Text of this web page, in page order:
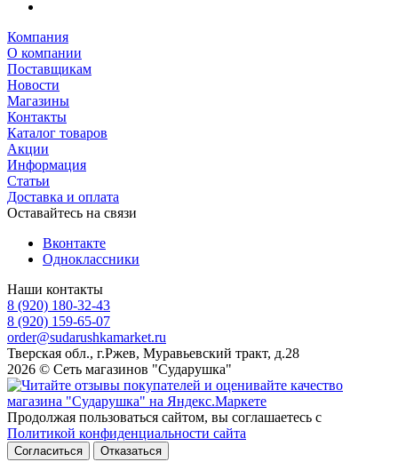
Компания
О компании
Поставщикам
Новости
Магазины
Контакты
Каталог товаров
Акции
Информация
Статьи
Доставка и оплата
Оставайтесь на связи
Вконтакте
Одноклассники
Наши контакты
8 (920) 180-32-43
8 (920) 159-65-07
order@sudarushkamarket.ru
Тверская обл., г.Ржев, Муравьевский тракт, д.28
2026 © Сеть магазинов "Сударушка"
Продолжая пользоваться сайтом, вы соглашаетесь с
Политикой конфиденциальности сайта
Согласиться Отказаться